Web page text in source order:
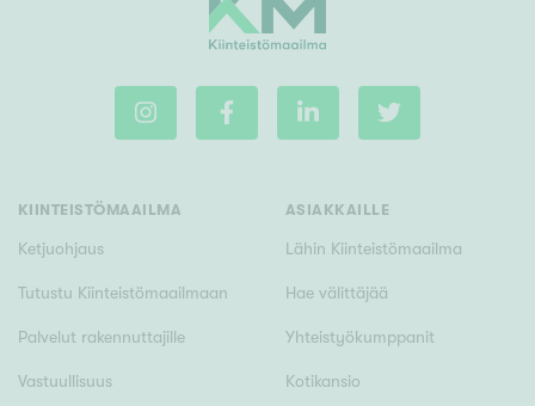
Rakennusvuosi
Arvokohteet
Vain arvokohteet Ei arvokohteita
KIINTEISTÖMAAILMA
Ketjuohjaus
Tutustu Kiinteistömaailmaan
Palvelut rakennuttajille
Vastuullisuus
ASIAKKAILLE
Lähin Kiinteistömaailma
Hae välittäjää
Yhteistyökumppanit
Kotikansio